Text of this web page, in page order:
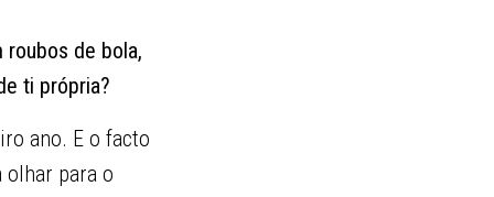
de bola,
ti própria?
ano. E o facto
olhar para o